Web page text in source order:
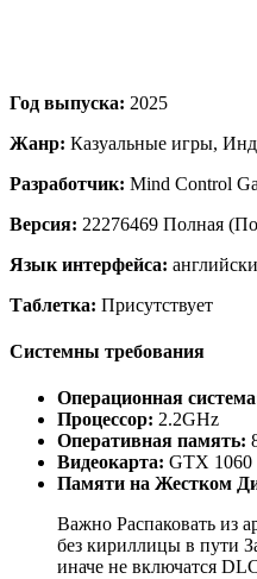
Год выпуска: 2025
Жанр: Казуальные игры,
Разработчик: Mind Control
Версия: 22276469 Полная
Язык интерфейса:
Таблетка: Присутствует
Системны требования
Операционная
Процессор: 2.2GHz
Оперативная память:
Видеокарта: GTX 1060
Памяти на Жестком
Важно Распаковать из
без кириллицы в пути
иначе не включатся